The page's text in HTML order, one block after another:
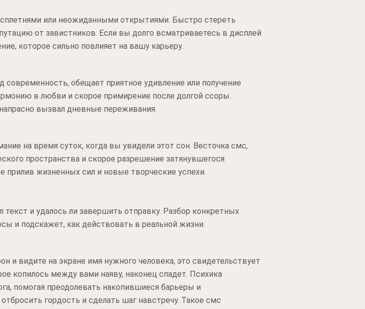
или неожиданными открытиями. Быстро стереть
от завистников. Если вы долго всматриваетесь в дисплей
которое сильно повлияет на вашу карьеру.
современность, обещает приятное удивление или получение
в любви и скорое примирение после долгой ссоры.
вызвал дневные переживания.
на время суток, когда вы увидели этот сон. Весточка смс,
пространства и скорое разрешение затянувшегося
жизненных сил и новые творческие успехи.
и удалось ли завершить отправку. Разбор конкретных
и подскажет, как действовать в реальной жизни.
и видите на экране имя нужного человека, это свидетельствует
копилось между вами наяву, наконец спадет. Психика
помогая преодолевать накопившиеся барьеры и
гордость и сделать шаг навстречу. Такое смс